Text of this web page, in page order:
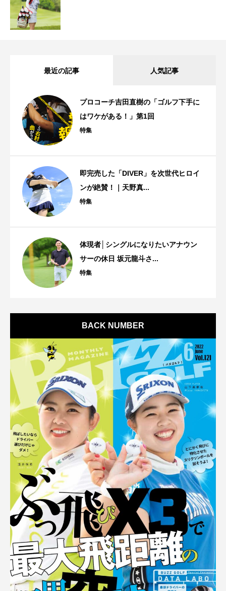
最近の記事 人気記事
プロコーチ吉田直樹の「ゴルフ下手に
はワケがある！」第1回
特集
即完売した「DIVER」を次世代ヒロイ
ンが絶賛！｜天野真...
特集
体現者│シングルになりたいアナウン
サーの休日 坂元龍斗さ...
特集
BACK NUMBER